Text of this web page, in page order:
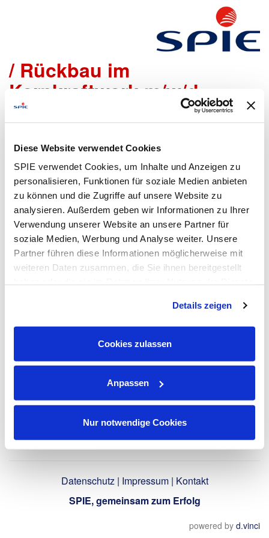
Diese Website verwendet Cookies
SPIE verwendet Cookies, um Inhalte und Anzeigen zu
personalisieren, Funktionen für soziale Medien anbieten
zu können und die Zugriffe auf unsere Website zu
analysieren. Außerdem geben wir Informationen zu Ihrer
Verwendung unserer Website an unsere Partner für
soziale Medien, Werbung und Analyse weiter. Unsere
Partner führen diese Informationen möglicherweise mit
weiteren Daten zusammen, die Sie ihnen bereitgestellt
Verarbeitung Ihrer Daten in den USA ein. Alle weiteren
Informationen zu Cookies finden Sie in unseren
Datenschutzhinweisen .
Details zeigen
Cookies zulassen
Anpassen
Nur notwendige Cookies
Mitarbeiter für Demontage
/ Rückbau im
Kernkraftwerk m/w/d
möchtest!
Um den Bewerbungsprozess für Dich so einfach wie
möglich zu gestalten, bieten wir Dir folgende Möglichkeiten
an, um Daten zu übermitteln:
Bewerbungsformular
ausfüllen
Lebenslauf
hochladen
Zurück
Datenschutz| Impressum| Kontakt
SPIE, gemeinsam zum Erfolg
powered by d.vinci